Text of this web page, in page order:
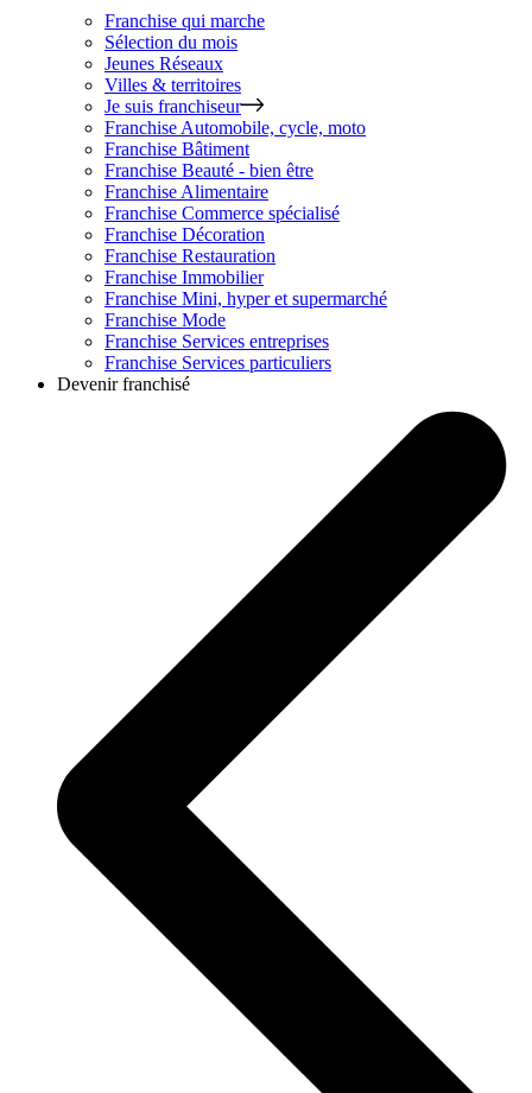
Franchise qui marche
Sélection du mois
Jeunes Réseaux
Villes & territoires
Je suis franchiseur
Franchise Automobile, cycle, moto
Franchise Bâtiment
Franchise Beauté - bien être
Franchise Alimentaire
Franchise Commerce spécialisé
Franchise Décoration
Franchise Restauration
Franchise Immobilier
Franchise Mini, hyper et supermarché
Franchise Mode
Franchise Services entreprises
Franchise Services particuliers
Devenir franchisé